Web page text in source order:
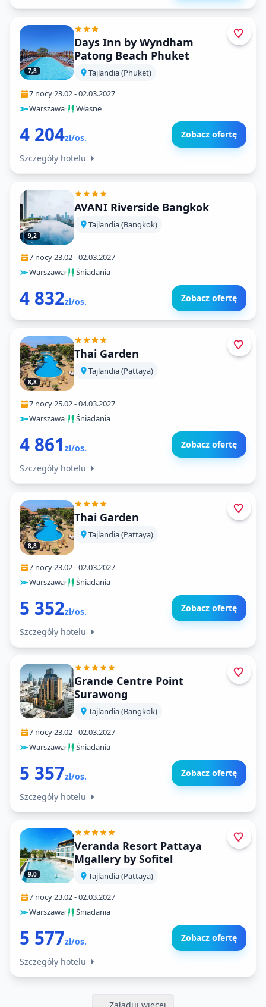
7,8
Days Inn by Wyndham
Patong Beach Phuket
Tajlandia (Phuket)
7 nocy·23.02-02.03.2027
Warszawa· Własne
4 204zł/os. Zobacz ofertę
Szczegóły hotelu
9,2
AVANI Riverside Bangkok
Tajlandia (Bangkok)
7 nocy·23.02-02.03.2027
Warszawa· Śniadania
4 832zł/os. Zobacz ofertę
8,8
Thai Garden
Tajlandia (Pattaya)
7 nocy·25.02-04.03.2027
Warszawa· Śniadania
4 861 zł/os. Zobacz ofertę
Szczegóły hotelu
8,8
Thai Garden
Tajlandia (Pattaya)
7 nocy·23.02-02.03.2027
Warszawa· Śniadania
5 352zł/os. Zobacz ofertę
Szczegóły hotelu
Grande Centre Point
Surawong
Tajlandia (Bangkok)
7 nocy·23.02-02.03.2027
Warszawa· Śniadania
5 357zł/os. Zobacz ofertę
Szczegóły hotelu
9,0
Veranda Resort Pattaya
Mgallery by Sofitel
Tajlandia (Pattaya)
7 nocy·23.02-02.03.2027
Warszawa· Śniadania
5 577zł/os. Zobacz ofertę
Szczegóły hotelu